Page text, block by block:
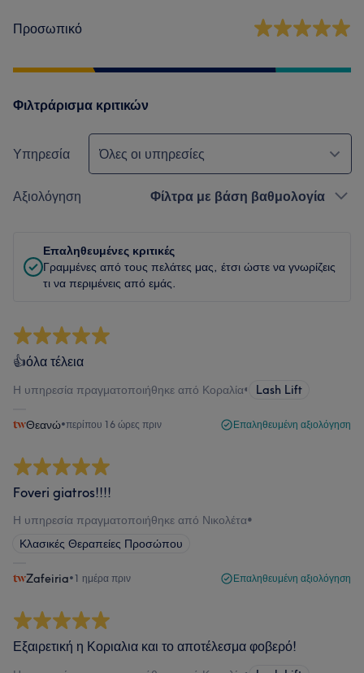
Προσωπικό
Φιλτράρισμα κριτικών
Υπηρεσία Όλες οι υπηρεσίες
Αξιολόγηση Φίλτρα με βάση βαθμολογία
Επαληθευμένες κριτικές
Γραμμένες από τους πελάτες μας, έτσι ώστε να γνωρίζεις
τι να περιμένεις από εμάς.
👍όλα τέλεια
Η υπηρεσία πραγματοποιήθηκε από Κοραλία• Lash Lift
Θεανώ•περίπου 16 ώρες πριν Επαληθευμένη αξιολόγηση
Foveri giatros!!!!
Η υπηρεσία πραγματοποιήθηκε από Νικολέτα•
Κλασικές Θεραπείες Προσώπου
Zafeiria•1 ημέρα πριν Επαληθευμένη αξιολόγηση
Εξαιρετική η Κοριαλια και το αποτέλεσμα φοβερό!